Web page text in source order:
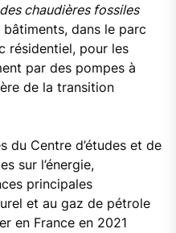
chaudières fossiles
dans le parc
résidentiel, pour les
par des pompes à
de la transition
du Centre d’études et de
sur l’énergie,
principales
et au gaz de pétrole
en France en 2021